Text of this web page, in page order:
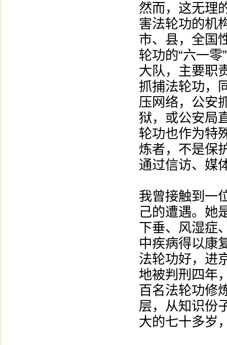
然而，这无理
害法轮功的机
市、县，全国
轮功的“六一
大队，主要职
抓捕法轮功，
压网络，公安
狱，或公安局
轮功也作为特
炼者，不是保
通过信访、媒
我曾接触到一
己的遭遇。她
下垂、风湿症
中疾病得以康
法轮功好，进
地被判刑四年
百名法轮功修
层，从知识份
大的七十多岁